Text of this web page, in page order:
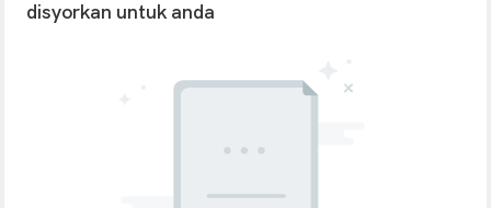
disyorkan untuk anda